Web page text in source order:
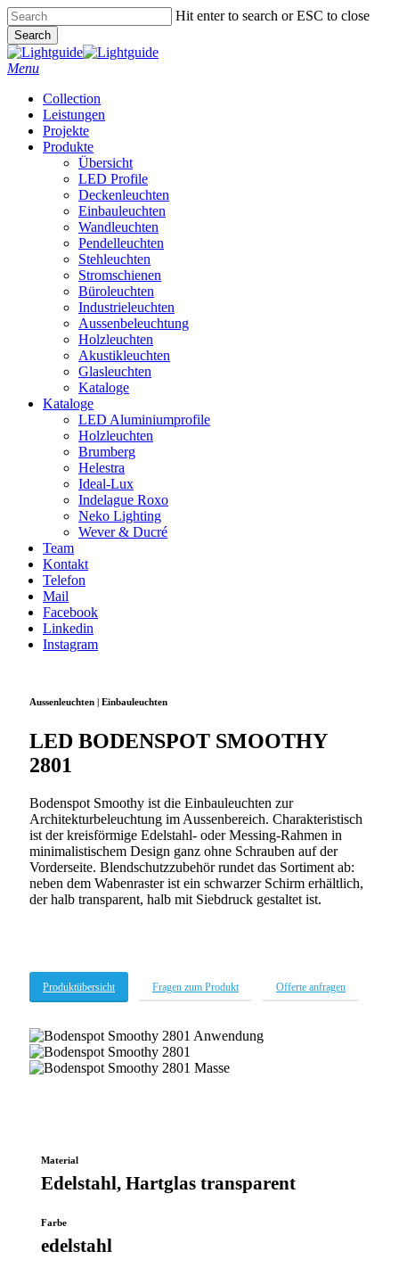
Skip
to
main
content
Hit enter to search or ESC to close
Search
Close
Search
Menu
Collection
Leistungen
Projekte
Produkte
Übersicht
LED Profile
Deckenleuchten
Einbauleuchten
Wandleuchten
Pendelleuchten
Stehleuchten
Stromschienen
Büroleuchten
Industrieleuchten
Aussenbeleuchtung
Holzleuchten
Akustikleuchten
Glasleuchten
Kataloge
Kataloge
LED Aluminiumprofile
Holzleuchten
Brumberg
Helestra
Ideal-Lux
Indelague Roxo
Neko Lighting
Wever & Ducré
Team
Kontakt
Telefon
Mail
Facebook
Linkedin
Instagram
Aussenleuchten | Einbauleuchten
LED BODENSPOT SMOOTHY
2801
Bodenspot Smoothy ist die Einbauleuchten zur
Architekturbeleuchtung im Aussenbereich. Charakteristisch
ist der kreisförmige Edelstahl- oder Messing-Rahmen in
minimalistischem Design ganz ohne Schrauben auf der
Vorderseite. Blendschutzzubehör rundet das Sortiment ab:
neben dem Wabenraster ist ein schwarzer Schirm erhältlich,
der halb transparent, halb mit Siebdruck gestaltet ist.
Produktübersicht Fragen zum Produkt Offerte anfragen
Boden
2801_Smoothy-
Boden
Material
Edelstahl, Hartglas transparent
Farbe
edelstahl